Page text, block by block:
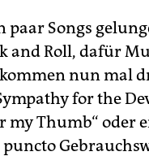
Songs
and Roll, dafür
nun mal
for the
Thumb“ oder
puncto